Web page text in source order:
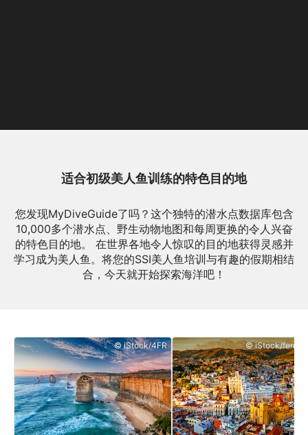
适合初级美人鱼训练的特色目的地
您发现MyDiveGuide了吗？这个独特的潜水点数据库包含
10,000多个潜水点、野生动物地图和每周更换的令人兴奋
的特色目的地。 在世界各地令人惊叹的目的地获得灵感并
学习成为美人鱼。将您的SSI美人鱼培训与有趣的假期相结
合，今天就开始探索海洋吧！
© iStock/4FR © iStock/